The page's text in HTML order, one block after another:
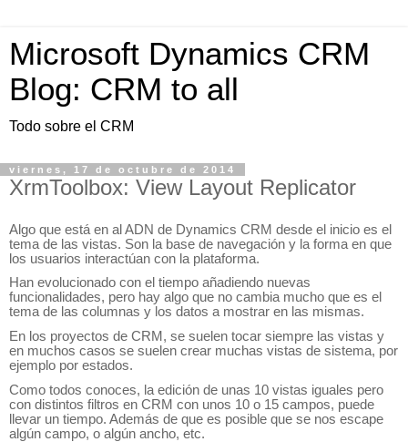
Microsoft Dynamics CRM
Blog: CRM to all
Todo sobre el CRM
viernes, 17 de octubre de 2014
XrmToolbox: View Layout Replicator
Algo que está en al ADN de Dynamics CRM desde el inicio es el
tema de las vistas. Son la base de navegación y la forma en que
los usuarios interactúan con la plataforma.
Han evolucionado con el tiempo añadiendo nuevas
funcionalidades, pero hay algo que no cambia mucho que es el
tema de las columnas y los datos a mostrar en las mismas.
En los proyectos de CRM, se suelen tocar siempre las vistas y
en muchos casos se suelen crear muchas vistas de sistema, por
ejemplo por estados.
Como todos conoces, la edición de unas 10 vistas iguales pero
con distintos filtros en CRM con unos 10 o 15 campos, puede
llevar un tiempo. Además de que es posible que se nos escape
algún campo, o algún ancho, etc.